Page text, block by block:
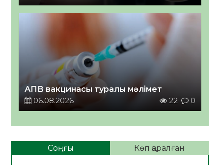
АПВ вакцинасы туралы мәлімет
06.08.2026
22 0
Соңғы Көп қаралған